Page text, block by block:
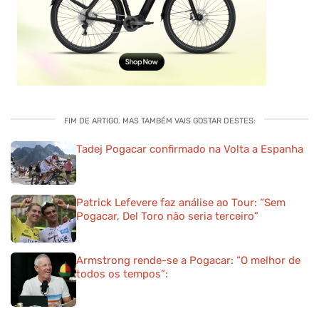
FIM DE ARTIGO. MAS TAMBÉM VAIS GOSTAR DESTES:
Tadej Pogacar confirmado na Volta a Espanha
Patrick Lefevere faz análise ao Tour: “Sem
Pogacar, Del Toro não seria terceiro”
Armstrong rende-se a Pogacar: “O melhor de
todos os tempos”: